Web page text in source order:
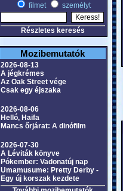
filmet személyt
Részletes keresés
Mozibemutatók
2026-08-13
A jégkrémes
Az Oak Street vége
Csak egy éjszaka
2026-08-06
Helló, Haifa
Mancs őrjárat: A dinófilm
2026-07-30
A Léviták könyve
Pókember: Vadonatúj nap
Umamusume: Pretty Derby -
Egy új korszak kezdete